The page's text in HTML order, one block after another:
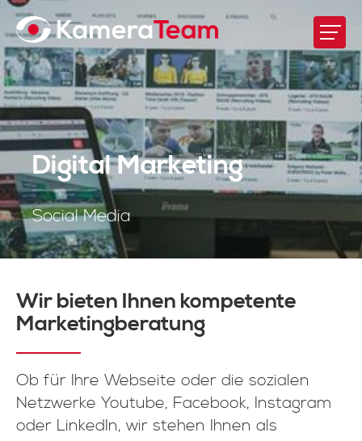
Digital Marketing
Social Media
Wir bieten Ihnen kompetente
Marketingberatung
Ob für Ihre Webseite oder die sozialen
Netzwerke Youtube, Facebook, Instagram
oder LinkedIn, wir stehen Ihnen als